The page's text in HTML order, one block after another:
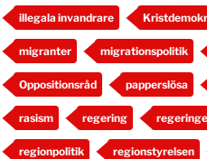
illegala invandrare
migranter migrationspolitik
Oppositionsråd papperslösa
rasism regering
regionpolitik regionstyrelsen